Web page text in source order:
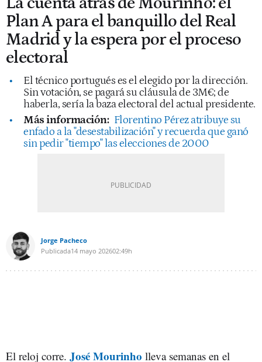
Plan A para el banquillo del Real
Madrid y la espera por el proceso
electoral
El técnico portugués es el elegido por la dirección.
Sin votación, se pagará su cláusula de 3M€; de
haberla, sería la baza electoral del actual presidente.
Más información: Florentino Pérez atribuye su
enfado a la "desestabilización" y recuerda que ganó
sin pedir "tiempo" las elecciones de 2000
Jorge Pacheco
Publicada14 mayo 202602:49h
El reloj corre. JoséMourinho lleva semanas en el